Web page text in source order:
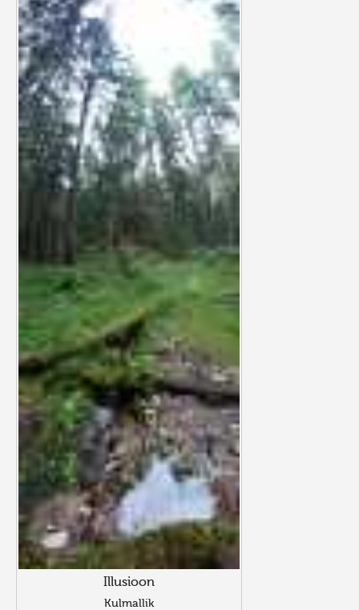
Illusioon
Kulmallik